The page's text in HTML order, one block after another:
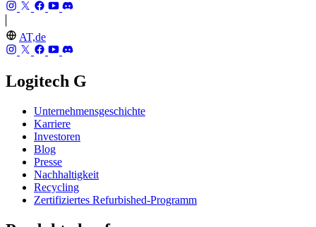
AT,de
Logitech G
Unternehmensgeschichte
Karriere
Investoren
Blog
Presse
Nachhaltigkeit
Recycling
Zertifiziertes Refurbished-Programm